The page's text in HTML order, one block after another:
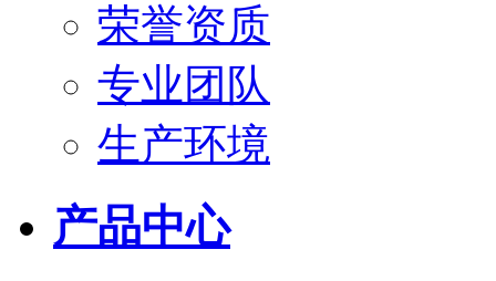
荣誉资质
专业团队
生产环境
产品中心